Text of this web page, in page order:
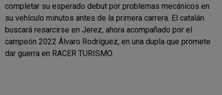
completar su esperado debut por problemas mecánicos en
su vehículo minutos antes de la primera carrera. El catalán
buscará resarcirse en Jerez, ahora acompañado por el
campeón 2022 Álvaro Rodríguez, en una dupla que promete
dar guerra en RACER TURISMO.